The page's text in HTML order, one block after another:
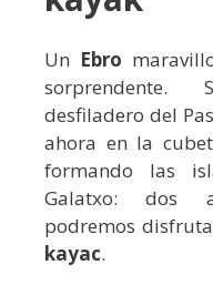
Un Ebro
sorprendente.
desfiladero del
ahora en la
formando las
Galatxo: dos
podremos
kayac.